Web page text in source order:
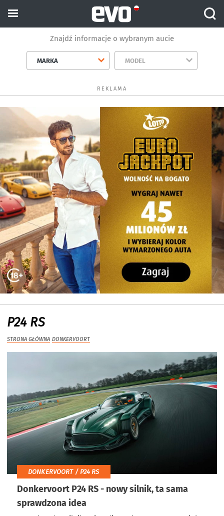
Znajdź informacje o wybranym aucie
MARKA MODEL
REKLAMA
P24 RS
STRONA GŁÓWNA DONKERVOORT
DONKERVOORT / P24 RS
Donkervoort P24 RS - nowy silnik, ta sama
sprawdzona idea